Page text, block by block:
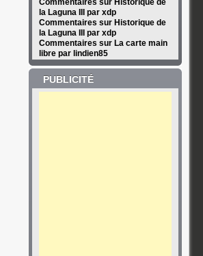
Commentaires sur Historique de
la Laguna III par xdp
Commentaires sur Historique de
la Laguna III par xdp
Commentaires sur La carte main
libre par lindien85
PUBLICITÉ